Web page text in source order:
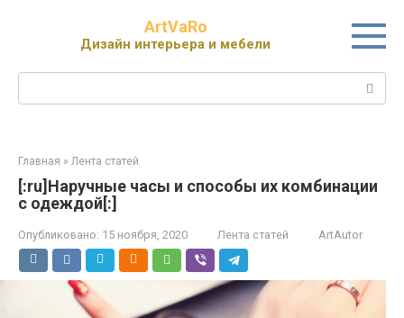
ArtVaRo
Дизайн интерьера и мебели
Главная » Лента статей
[:ru]Наручные часы и способы их комбинации
с одеждой[:]
Опубликовано: 15 ноября, 2020 Лента статей ArtAutor